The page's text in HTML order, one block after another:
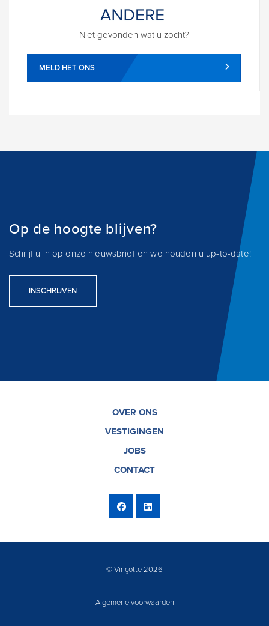
Niet gevonden wat u zocht?
MELD HET ONS
Op de hoogte blijven?
Schrijf u in op onze nieuwsbrief en we houden u up-to-date!
INSCHRIJVEN
OVER ONS
VESTIGINGEN
JOBS
CONTACT
© Vinçotte 2026
Algemene voorwaarden